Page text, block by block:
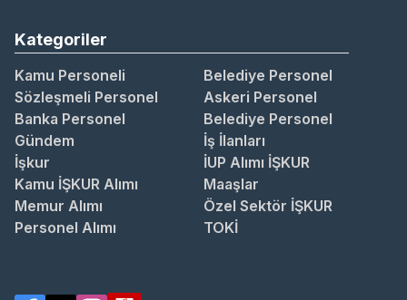
Kategoriler
Kamu Personeli
Belediye Personel
Sözleşmeli Personel
Askeri Personel
Banka Personel
Belediye Personel
Gündem
İş İlanları
İşkur
İUP Alımı İŞKUR
Kamu İŞKUR Alımı
Maaşlar
Memur Alımı
Özel Sektör İŞKUR
Personel Alımı
TOKİ